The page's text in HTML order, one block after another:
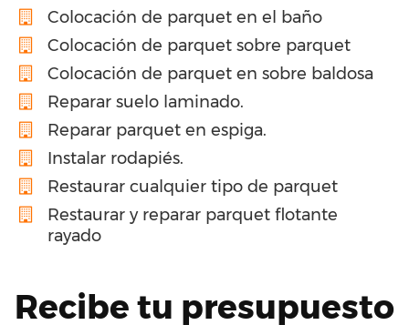
Colocación de parquet en el baño
Colocación de parquet sobre parquet
Colocación de parquet en sobre baldosa
Reparar suelo laminado.
Reparar parquet en espiga.
Instalar rodapiés.
Restaurar cualquier tipo de parquet
Restaurar y reparar parquet flotante
rayado
Recibe tu presupuesto